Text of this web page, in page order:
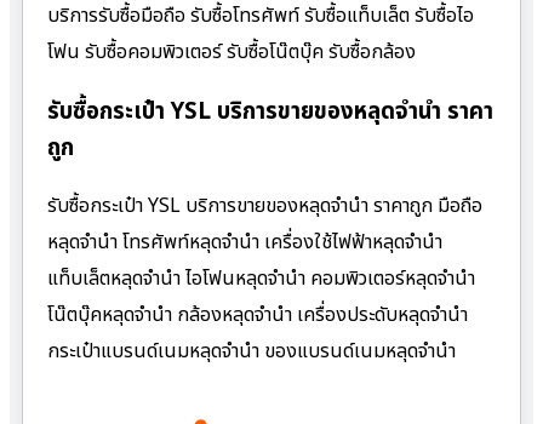
บริการรับซื้อมือถือ รับซื้อโทรศัพท์ รับซื้อแท็บเล็ต รับซื้อไอ
โฟน รับซื้อคอมพิวเตอร์ รับซื้อโน๊ตบุ๊ค รับซื้อกล้อง
รับซื้อกระเป๋า YSL บริการขายของหลุดจำนำ ราคา
ถูก
รับซื้อกระเป๋า YSL บริการขายของหลุดจำนำ ราคาถูก มือถือ
หลุดจำนำ โทรศัพท์หลุดจำนำ เครื่องใช้ไฟฟ้าหลุดจำนำ
แท็บเล็ตหลุดจำนำ ไอโฟนหลุดจำนำ คอมพิวเตอร์หลุดจำนำ
โน๊ตบุ๊คหลุดจำนำ กล้องหลุดจำนำ เครื่องประดับหลุดจำนำ
กระเป๋าแบรนด์เนมหลุดจำนำ ของแบรนด์เนมหลุดจำนำ